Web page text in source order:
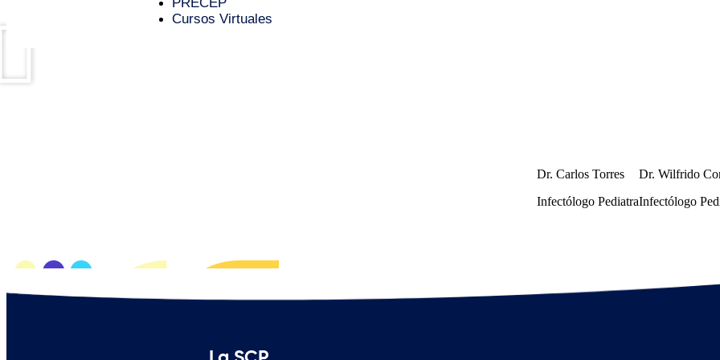
Cursos Virtuales
Dr. Carlos Torres
Infectólogo Pediatra
Dr. Wilfrido
Infectólogo